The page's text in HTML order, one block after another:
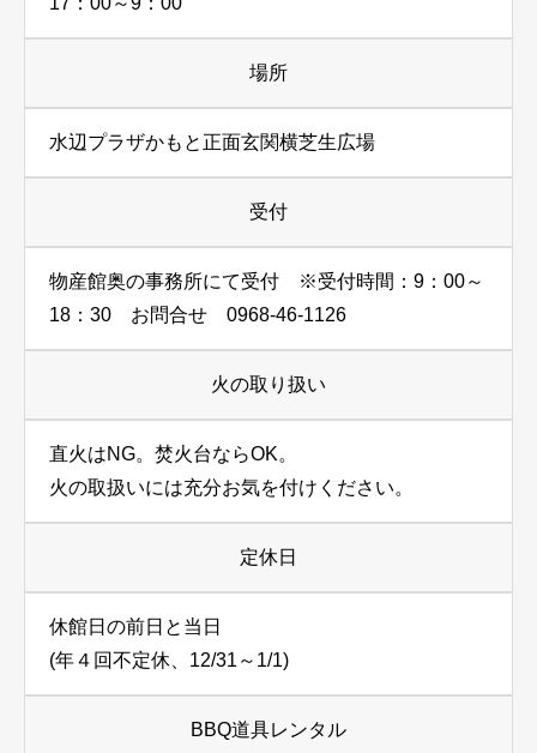
場所
水辺プラザかもと正面玄関横芝生広場
受付
物産館奥の事務所にて受付 ※受付時間：9：00～
18：30 お問合せ 0968-46-1126
火の取り扱い
直火はNG。焚火台ならOK。
火の取扱いには充分お気を付けください。
定休日
休館日の前日と当日
(年４回不定休、12/31～1/1)
BBQ道具レンタル